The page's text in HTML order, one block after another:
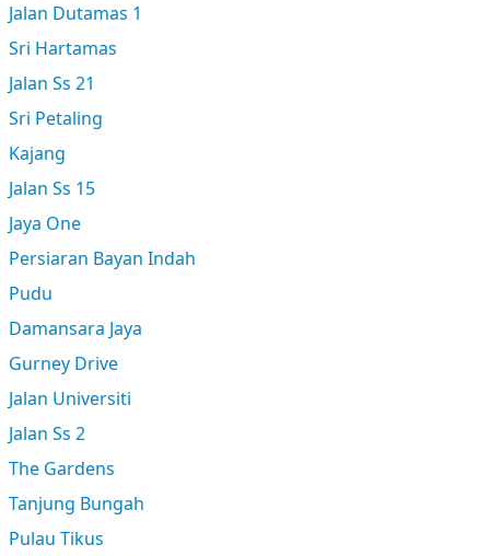
Jalan Dutamas 1
Sri Hartamas
Jalan Ss 21
Sri Petaling
Kajang
Jalan Ss 15
Jaya One
Persiaran Bayan Indah
Pudu
Damansara Jaya
Gurney Drive
Jalan Universiti
Jalan Ss 2
The Gardens
Tanjung Bungah
Pulau Tikus